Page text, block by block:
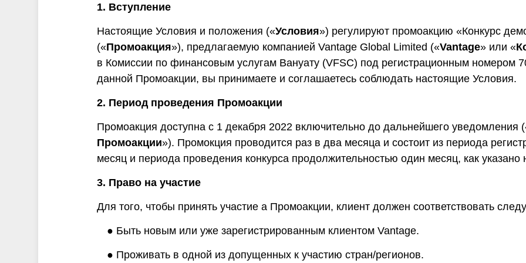
Акции Австралии
Commonwealth Bank,
Акции ЕС
Торгуйте акциями таких
AstraZeneca, Unilever и
платформе для построения графиков
Копитрейдинг ПОПУЛЯРНОЕ
Копируйте, торгуйте и зарабатывайте в
одно касание
Безопасный внешний сервер для
бесперебойной торговли
1. Вступление
Настоящие Условия и положения («Условия») регулируют промоакцию «Конкурс
(«Промоакция»), предлагаемую компанией Vantage Global Limited («Vantage» или «
в Комиссии по финансовым услугам Вануату (VFSC) под регистрационным номером
данной Промоакции, вы принимаете и соглашаетесь соблюдать настоящие Условия.
2. Период проведения Промоакции
Промоакция доступна с 1 декабря 2022 включительно до дальнейшего уведомления
Промоакции»). Промокция проводится раз в два месяца и состоит из периода
месяц и периода проведения конкурса продолжительностью один месяц, как указано
3. Право на участие
Для того, чтобы принять участие а Промоакции, клиент должен соответствовать
● Быть новым или уже зарегистрированным клиентом Vantage.
● Проживать в одной из допущенных к участию стран/регионов.